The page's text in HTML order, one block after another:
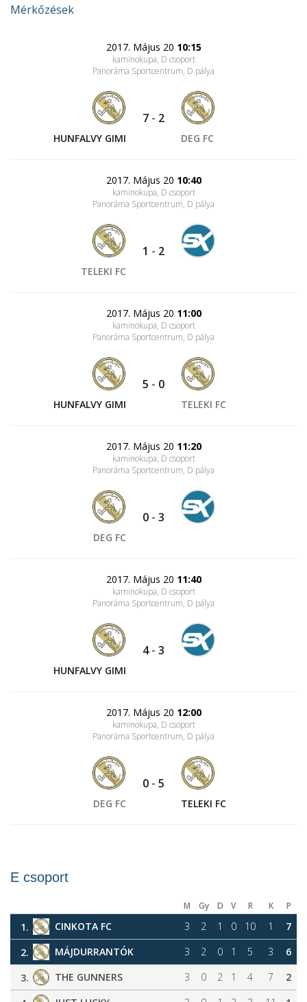
Mérkőzések
2017. Május 20 10:15
kaminokupa, D csoport
Panoráma Sportcentrum, D pálya
HUNFALVY GIMI
7 - 2
DEG FC
2017. Május 20 10:40
kaminokupa, D csoport
Panoráma Sportcentrum, D pálya
TELEKI FC
1 - 2
2017. Május 20 11:00
kaminokupa, D csoport
Panoráma Sportcentrum, D pálya
HUNFALVY GIMI
5 - 0
TELEKI FC
2017. Május 20 11:20
kaminokupa, D csoport
Panoráma Sportcentrum, D pálya
DEG FC
0 - 3
2017. Május 20 11:40
kaminokupa, D csoport
Panoráma Sportcentrum, D pálya
HUNFALVY GIMI
4- 3
2017. Május 20 12:00
kaminokupa, D csoport
Panoráma Sportcentrum, D pálya
DEG FC
0 - 5
TELEKI FC
E csoport
M Gy D V R K P
1. CINKOTA FC 3 2 1 0 10 1
7
2.
MÁJDURRANTÓK 3 2 0 1 5 3
6
3.
THE GUNNERS 3 0 2 1 4 7
2